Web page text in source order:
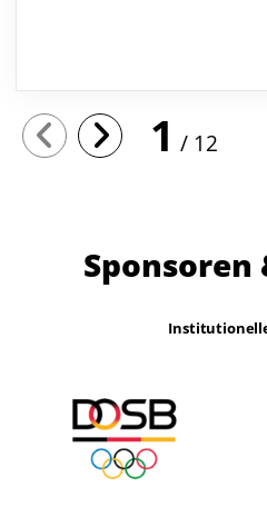
1 12
Sponsoren